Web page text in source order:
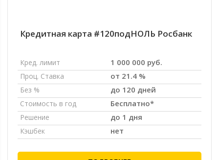
Кредитная карта #120подНОЛЬ Росбанк
Кред. лимит 1 000 000 руб.
Проц. Ставка от 21.4 %
Без % до 120 дней
Стоимость в год Бесплатно*
Решение до 1 дня
Кэшбек нет